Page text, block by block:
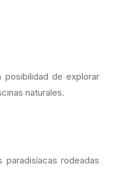
posibilidad de explorar
naturales.
rodeadas